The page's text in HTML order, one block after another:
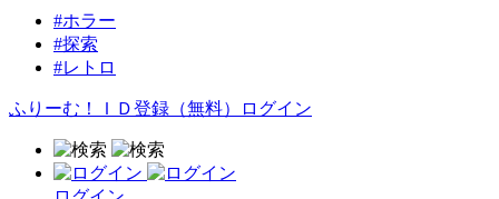
#ホラー
#探索
#レトロ
ふりーむ！ＩＤ登録（無料） ログイン